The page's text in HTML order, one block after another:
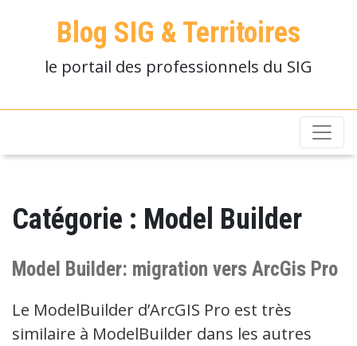
Blog SIG & Territoires
le portail des professionnels du SIG
Catégorie : Model Builder
Model Builder: migration vers ArcGis Pro
Le ModelBuilder d’ArcGIS Pro est très
similaire à ModelBuilder dans les autres